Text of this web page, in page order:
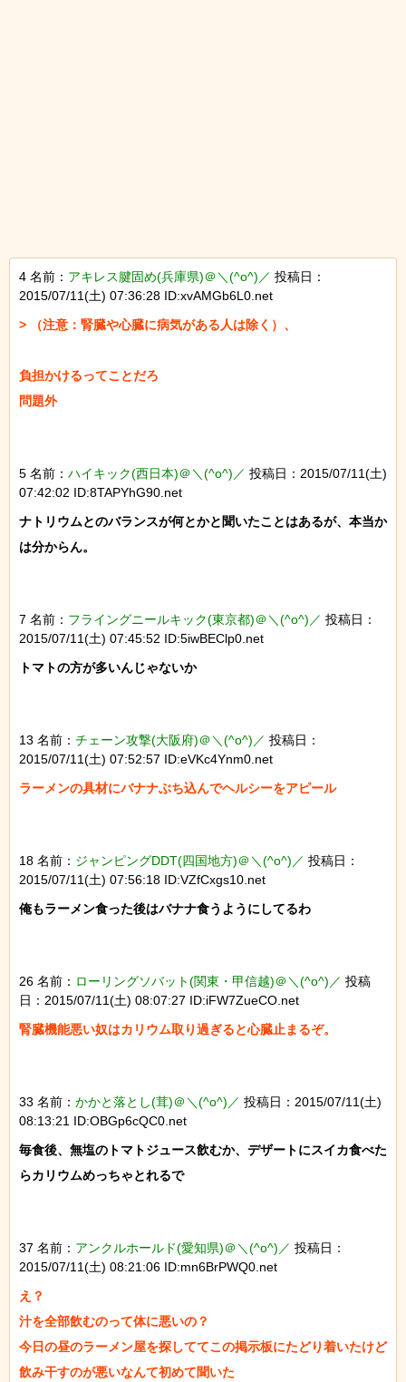
4 名前： アキレス腱固め(兵庫県)＠＼(^o^)／ 投稿日：
2015/07/11(土) 07:36:28 ID:xvAMGb6L0.net
> （注意：腎臓や心臓に病気がある人は除く）、
負担かけるってことだろ
問題外
5 名前： ハイキック(西日本)＠＼(^o^)／ 投稿日：2015/07/11(土)
07:42:02 ID:8TAPYhG90.net
ナトリウムとのバランスが何とかと聞いたことはあるが、本当か
は分からん。
7 名前： フライングニールキック(東京都)＠＼(^o^)／ 投稿日：
2015/07/11(土) 07:45:52 ID:5iwBEClp0.net
トマトの方が多いんじゃないか
13 名前： チェーン攻撃(大阪府)＠＼(^o^)／ 投稿日：
2015/07/11(土) 07:52:57 ID:eVKc4Ynm0.net
ラーメンの具材にバナナぶち込んでヘルシーをアピール
18 名前： ジャンピングDDT(四国地方)＠＼(^o^)／ 投稿日：
2015/07/11(土) 07:56:18 ID:VZfCxgs10.net
俺もラーメン食った後はバナナ食うようにしてるわ
26 名前： ローリングソバット(関東・甲信越)＠＼(^o^)／ 投稿
日：2015/07/11(土) 08:07:27 ID:iFW7ZueCO.net
腎臓機能悪い奴はカリウム取り過ぎると心臓止まるぞ。
33 名前： かかと落とし(茸)＠＼(^o^)／ 投稿日：2015/07/11(土)
08:13:21 ID:OBGp6cQC0.net
毎食後、無塩のトマトジュース飲むか、デザートにスイカ食べた
らカリウムめっちゃとれるで
37 名前： アンクルホールド(愛知県)＠＼(^o^)／ 投稿日：
2015/07/11(土) 08:21:06 ID:mn6BrPWQ0.net
え？
汁を全部飲むのって体に悪いの？
今日の昼のラーメン屋を探しててこの掲示板にたどり着いたけど
飲み干すのが悪いなんて初めて聞いた